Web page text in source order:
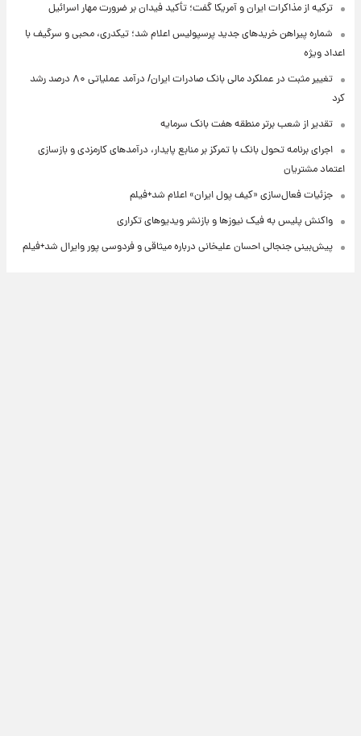
ترکیه از مذاکرات ایران و آمریکا گفت؛ تأکید فیدان بر ضرورت مهار اسرائیل
شماره پیراهن خریدهای جدید پرسپولیس اعلام شد؛ تیکدری، محبی و سرگیف با
اعداد ویژه
تغییر مثبت در عملکرد مالی بانک صادرات ایران/ درآمد عملیاتی ۸۰ درصد رشد
کرد
تقدیر از شعب برتر منطقه هفت بانک سرمایه
اجرای برنامه تحول بانک با تمرکز بر منابع پایدار، درآمدهای کارمزدی و بازسازی
اعتماد مشتریان
جزئیات فعال‌سازی «کیف پول ایران» اعلام شد+فیلم
واکنش پلیس به فیک نیوزها و بازنشر ویدیوهای تکراری
پیش‌بینی جنجالی احسان علیخانی درباره میثاقی و فردوسی پور وایرال شد+فیلم